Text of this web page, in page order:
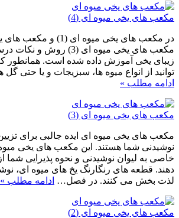
مکعب های یخی میوه ای (4)
مکعب های یخی میوه ای (3)
زیبای یخی آموزش داده شده است. همانطور
توانید از انواع میوه ها، سبزیجات و یا حتی
ادامه مطلب »
مکعب های یخی میوه ای (3)
مکعب های یخی میوه ای ایده جالبی برای
نوشیدنی شما هستند. این مکعب های یخی میوه
خاصی به لیوان نوشیدنی و نحوه پذیرایی شما
دهند. قطعه های رنگارنگ یخ های میوه ای،
لذت بخش می کنند. در فصل… ادامه مطلب »
مکعب های یخی میوه ای (2)